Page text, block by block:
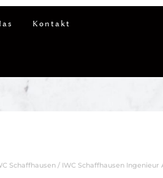
Kontakt
Schaffhausen / IWC Schaffhausen